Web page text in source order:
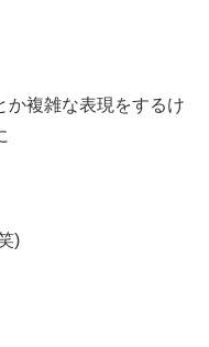
か複雑な表現をするけ
)